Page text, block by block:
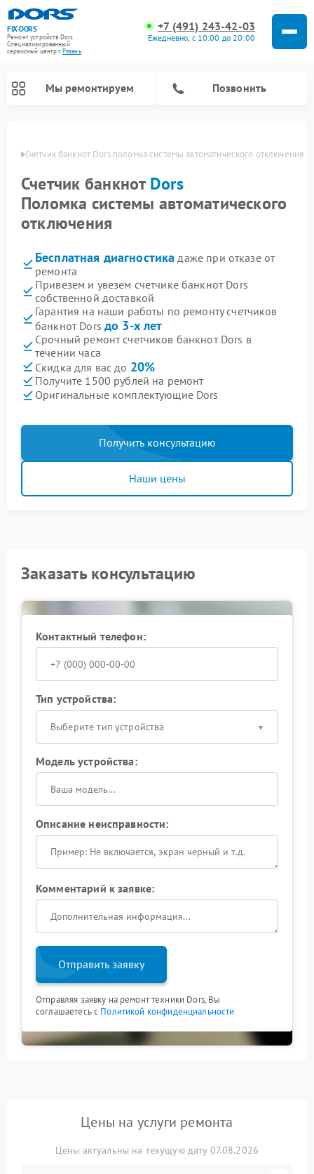
FIX-DORS
Ремонт устройств Dors
Специализированный
cервисный центр г.Рязань
+7 (491) 243-42-03
Ежедневно, с 10:00 до 20:00
Мы ремонтируем Позвонить
Счетчик банкнот Dors поломка системы автоматического отключения
Счетчик банкнот Dors
Поломка системы автоматического
отключения
Бесплатная диагностика даже при отказе от
ремонта
Привезем и увезем счетчике банкнот Dors
собственной доставкой
Гарантия на наши работы по ремонту счетчиков
банкнот Dors до 3-х лет
Срочный ремонт счетчиков банкнот Dors в
течении часа
Скидка для вас до 20%
Получите 1500 рублей на ремонт
Оригинальные комплектующие Dors
Получить консультацию
Наши цены
Заказать консультацию
Контактный телефон:
Тип устройства:
Выберите тип устройства
Модель устройства:
Описание неисправности:
Комментарий к заявке:
Отправить заявку
Отправляя заявку на ремонт техники Dors, Вы
соглашаетесь с Политикой конфиденциальности
Цены на услуги ремонта
Цены актуальны на текущую дату 07.08.2026